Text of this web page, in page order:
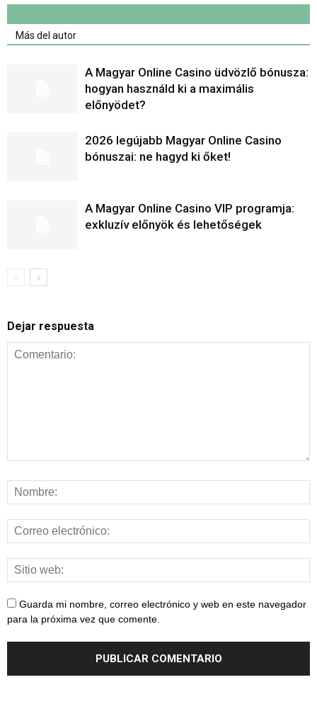
Más del autor
A Magyar Online Casino üdvözlő bónusza:
hogyan használd ki a maximális
előnyödet?
2026 legújabb Magyar Online Casino
bónuszai: ne hagyd ki őket!
A Magyar Online Casino VIP programja:
exkluzív előnyök és lehetőségek
Dejar respuesta
Guarda mi nombre, correo electrónico y web en este navegador
para la próxima vez que comente.